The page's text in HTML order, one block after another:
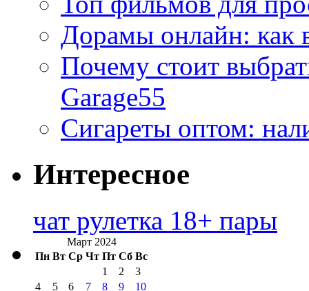
Дорамы онлайн: как
Почему стоит
Garage55
Сигареты оптом:
Интересное
чат рулетка 18+ пары
Март 2024
Пн Вт Ср Чт Пт Сб Вс
1 2
3
4
5 6 7 8 9
10